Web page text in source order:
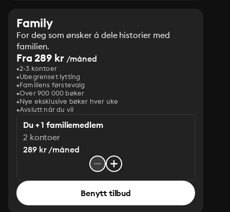
Family
For deg som ønsker å dele historier med
familien.
Fra 289 kr/måned
2-3 kontoer
Ubegrenset lytting
Familiens førstevalg
Over 900 000 bøker
Nye eksklusive bøker hver uke
Avslutt når du vil
Du + 1 familiemedlem
2 kontoer
289 kr /måned
Benytt tilbud